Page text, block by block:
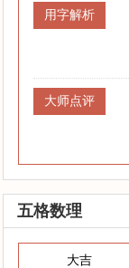
用字解析
大师点评
五格数理
大吉